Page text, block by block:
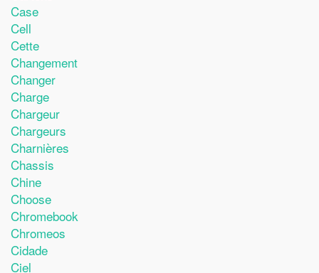
Case
Cell
Cette
Changement
Changer
Charge
Chargeur
Chargeurs
Charnières
Chassis
Chine
Choose
Chromebook
Chromeos
Cidade
Ciel